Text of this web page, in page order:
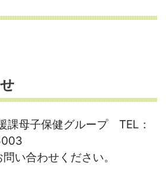
課母子保健グループ TEL：
い合わせください。